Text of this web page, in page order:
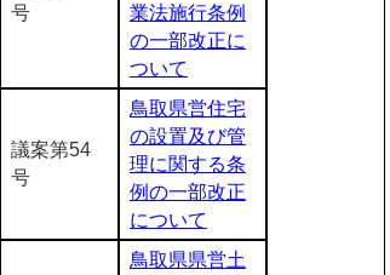
号
業法施行条例
の一部改正に
ついて
議案第54
号
鳥取県営住宅
の設置及び管
理に関する条
例の一部改正
について
鳥取県県営土